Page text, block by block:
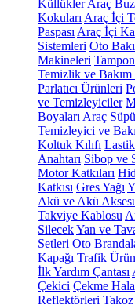
Küllükler Araç
Kokuları Araç İçi
Paspası Araç İçi
Sistemleri Oto
Makineleri
Temizlik ve
Parlatıcı Ürünleri
ve Temizleyiciler
Boyaları Araç
Temizleyici ve
Koltuk Kılıfı
Anahtarı Sibop ve
Motor Katkıları
Katkısı Gres Yağı
Akü ve Akü
Takviye Kablosu
SilecekYan ve
Setleri Oto
Kapağı Trafik
İlk Yardım Çantası
Çekici Çekme
Reflektörleri Takoz